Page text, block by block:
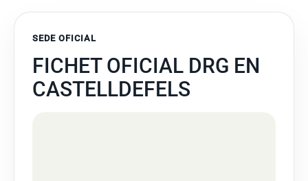
SEDE OFICIAL
FICHET OFICIAL DRG EN
CASTELLDEFELS